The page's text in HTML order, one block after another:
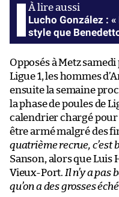
Lucho González :
style que
Opposés à Metz
Ligue 1, les hommes
ensuite la semaine
la phase de poules de
calendrier chargé
être armé malgré des
quatrième recrue, c’est
Sanson, alors que Luis
Vieux-Port. Il n’y a pas
qu’on a des grosses